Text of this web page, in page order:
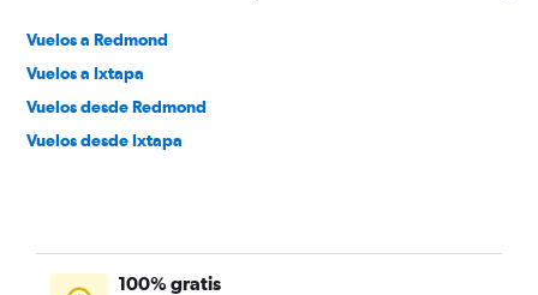
Vuelos a Redmond
Vuelos a Ixtapa
Vuelos desde Redmond
Vuelos desde Ixtapa
100% gratis